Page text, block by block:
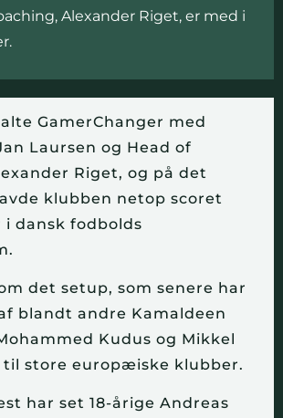
Alexander Riget, er med i
GamerChanger med
Laursen og Head of
Riget, og på det
klubben netop scoret
dansk fodbolds
det setup, som senere har
blandt andre Kamaldeen
Kudus og Mikkel
til store europæiske klubber.
har set 18-årige Andreas